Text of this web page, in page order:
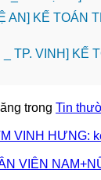
AN] KẾ TOÁN
_ TP. VINH] KẾ
trong Tin
VINH HƯNG:
VIÊN